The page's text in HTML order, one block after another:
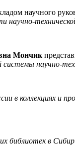
научного
научно-
Мончик
системы научно-
в коллекциях и
библиотек в